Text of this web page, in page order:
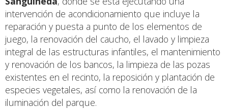
intervención de acondicionamiento que incluye la
reparación y puesta a punto de los elementos de
juego, la renovación del caucho, el lavado y limpieza
integral de las estructuras infantiles, el mantenimiento
y renovación de los bancos, la limpieza de las pozas
existentes en el recinto, la reposición y plantación de
especies vegetales, así como la renovación de la
iluminación del parque.